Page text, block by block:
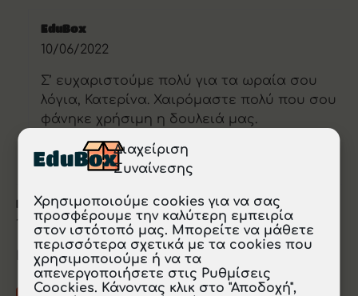
Διαχείριση
Συναίνεσης
Χρησιμοποιούμε cookies για να σας
προσφέρουμε την καλύτερη εμπειρία
στον ιστότοπό μας. Μπορείτε να μάθετε
περισσότερα σχετικά με τα cookies που
χρησιμοποιούμε ή να τα
απενεργοποιήσετε στις Ρυθμίσεις
Coockies. Κάνοντας κλικ στο "Αποδοχή",
EduBox
10/06/2022
Σ’ ευχαριστούμε πολύ για τα ωραία σου
λόγια, Κατερίνα. Χαιρόμαστε πολύ που σου
φάνηκε χρήσιμη η δουλειά μας.
Reply
Μαρία Κλεάνθους
10/16/2021
Ευχαριστούμε!!!!